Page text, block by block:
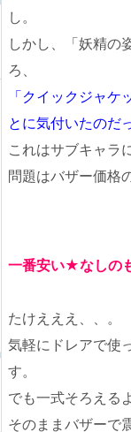
し。
しかし、「妖精の
ろ、
「クイックジャ
とに気付いたのだ
これはサブキャラ
問題はバザー価格
一番安い★なしの
たけえええ、、。
気軽にドレアで使
す。
でも一式そろえる
そのままバザーで